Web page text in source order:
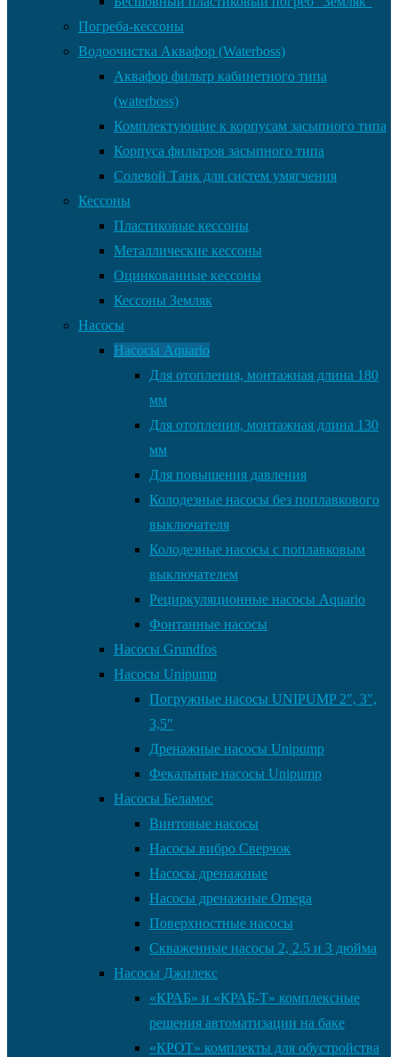
Погреба-кессоны
Водоочистка Аквафор (Waterboss)
Аквафор фильтр кабинетного типа
(waterboss)
Комплектующие к корпусам засыпного типа
Корпуса фильтров засыпного типа
Солевой Танк для систем умягчения
Кессоны
Пластиковые кессоны
Металлические кессоны
Оцинкованные кессоны
Кессоны Земляк
Насосы
Насосы Aquario
Для отопления, монтажная длина 180
мм
Для отопления, монтажная длина 130
мм
Для повышения давления
Колодезные насосы без поплавкового
выключателя
Колодезные насосы с поплавковым
выключателем
Рециркуляционные насосы Aquario
Фонтанные насосы
Насосы Grundfos
Насосы Unipump
Погружные насосы UNIPUMP 2″, 3″,
3,5″
Дренажные насосы Unipump
Фекальные насосы Unipump
Насосы Беламос
Винтовые насосы
Насосы вибро Сверчок
Насосы дренажные
Насосы дренажные Omega
Поверхностные насосы
Скваженные насосы 2, 2.5 и 3 дюйма
Насосы Джилекс
«КРАБ» и «КРАБ-Т» комплексные
решения автоматизации на баке
«КРОТ» комплекты для обустройства